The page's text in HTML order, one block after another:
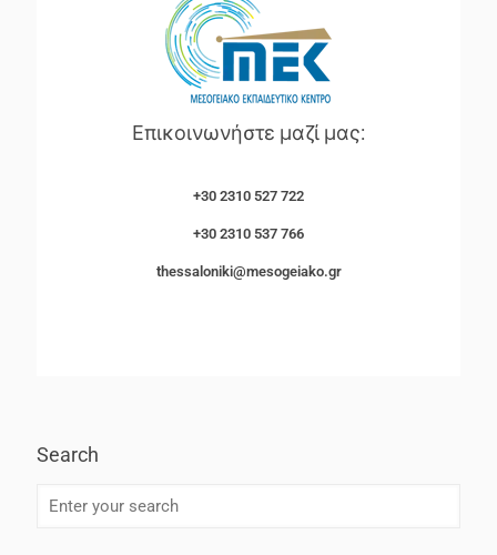
Επικοινωνήστε μαζί μας:
+30 2310 527 722
+30 2310 537 766
thessaloniki@mesogeiako.gr
Search